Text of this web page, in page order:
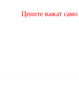
​Цените важат